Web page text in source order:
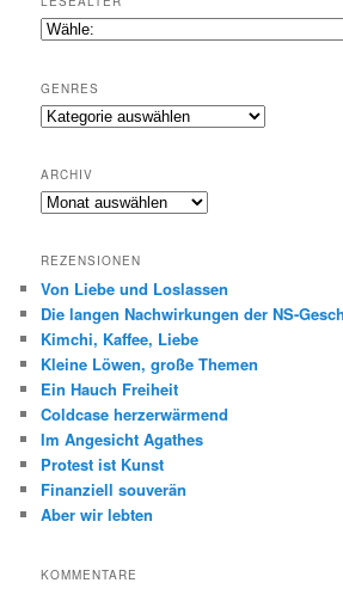
GENRES
Genres
ARCHIV
Archiv
REZENSIONEN
Von Liebe und Loslassen
Die langen Nachwirkungen der NS-
Kimchi, Kaffee, Liebe
Kleine Löwen, große Themen
Ein Hauch Freiheit
Coldcase herzerwärmend
Im Angesicht Agathes
Protest ist Kunst
Finanziell souverän
Aber wir lebten
KOMMENTARE